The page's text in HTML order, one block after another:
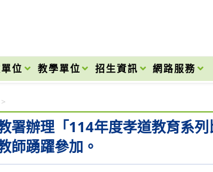
單位 教學單位 招生資訊 網路服務
署辦理「114年度孝道教育系
師踴躍參加。
>